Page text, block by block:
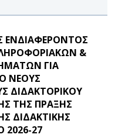
ΕΝΔΙΑΦΕΡΟΝΤΟΣ
&
ΓΙΑ
ΝΕΟΥΣ
ΔΙΔΑΚΤΟΡΙΚΟΥ
ΤΗΣ ΠΡΑΞΗΣ
ΔΙΔΑΚΤΙΚΗΣ
2026-27